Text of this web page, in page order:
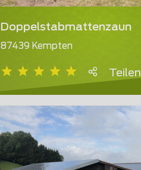
Doppelstabmattenzaun
87439 Kempten
Teilen